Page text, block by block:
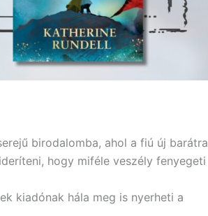
birodalomba, ahol a fiú új barátra
hogy miféle veszély fenyegeti
kiadónak hála meg is nyerheti a